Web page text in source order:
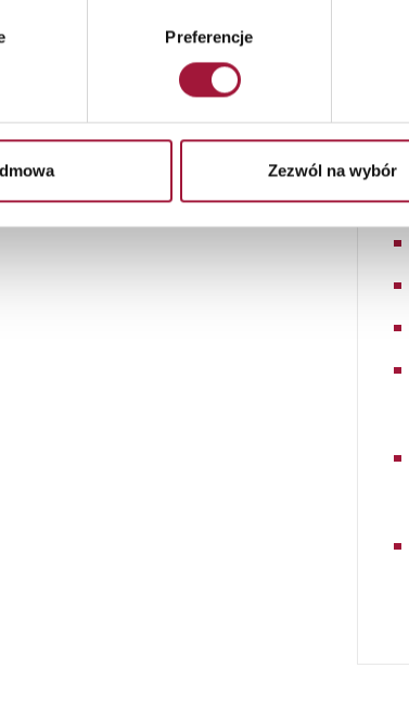
Preferencje
Zezwól na wybór
przeciwpożarowej. W przypadku zagrożenia
i skrzydła bramy zamykają przejście
bramy odbywa się ręcznie. Istnieje możliwość
przypadku otwieranie i zamykanie bramy
też całkowita rezygnacja z przeciwciężaru.